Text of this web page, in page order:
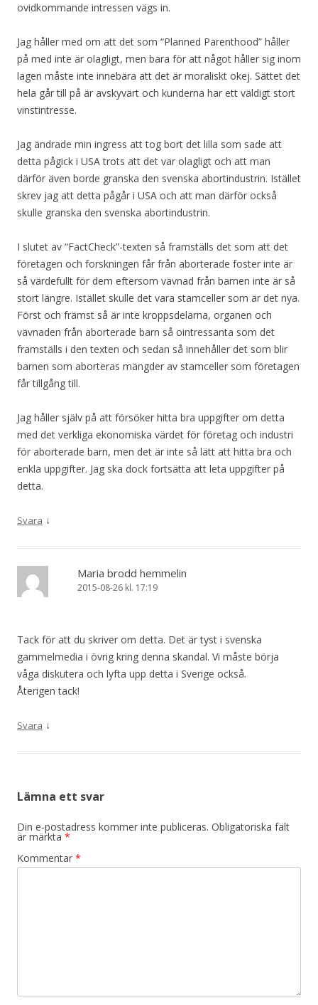
ovidkommande intressen vägs in.
Jag håller med om att det som “Planned Parenthood” håller
på med inte är olagligt, men bara för att något håller sig inom
lagen måste inte innebära att det är moraliskt okej. Sättet det
hela går till på är avskyvärt och kunderna har ett väldigt stort
vinstintresse.
Jag ändrade min ingress att tog bort det lilla som sade att
detta pågick i USA trots att det var olagligt och att man
därför även borde granska den svenska abortindustrin. Istället
skrev jag att detta pågår i USA och att man därför också
skulle granska den svenska abortindustrin.
I slutet av “FactCheck”-texten så framställs det som att det
företagen och forskningen får från aborterade foster inte är
så värdefullt för dem eftersom vävnad från barnen inte är så
stort längre. Istället skulle det vara stamceller som är det nya.
Först och främst så är inte kroppsdelarna, organen och
vävnaden från aborterade barn så ointressanta som det
framställs i den texten och sedan så innehåller det som blir
barnen som aborteras mängder av stamceller som företagen
får tillgång till.
Jag håller själv på att försöker hitta bra uppgifter om detta
med det verkliga ekonomiska värdet för företag och industri
för aborterade barn, men det är inte så lätt att hitta bra och
enkla uppgifter. Jag ska dock fortsätta att leta uppgifter på
detta.
Svara ↓
Maria brodd hemmelin
2015-08-26 kl. 17:19
Tack för att du skriver om detta. Det är tyst i svenska
gammelmedia i övrig kring denna skandal. Vi måste börja
våga diskutera och lyfta upp detta i Sverige också.
Återigen tack!
Svara ↓
Lämna ett svar
Din e-postadress kommer inte publiceras. Obligatoriska fält
är märkta *
Kommentar *